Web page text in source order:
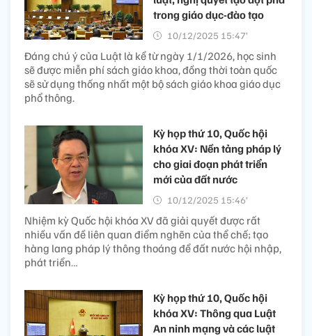
trong giáo dục-đào tạo
10/12/2025 15:47’
Đáng chú ý của Luật là kể từ ngày 1/1/2026, học sinh
sẽ được miễn phí sách giáo khoa, đồng thời toàn quốc
sẽ sử dụng thống nhất một bộ sách giáo khoa giáo dục
phổ thông.
Kỳ họp thứ 10, Quốc hội
khóa XV: Nền tảng pháp lý
cho giai đoạn phát triển
mới của đất nước
10/12/2025 15:46’
Nhiệm kỳ Quốc hội khóa XV đã giải quyết được rất
nhiều vấn đề liên quan điểm nghẽn của thể chế; tạo
hàng lang pháp lý thông thoáng để đất nước hội nhập,
phát triển…
Kỳ họp thứ 10, Quốc hội
khóa XV: Thông qua Luật
An ninh mạng và các luật